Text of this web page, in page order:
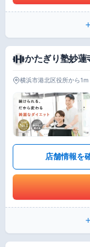
かたぎり塾妙蓮
横浜市港北区役所から1m
店舗情報を